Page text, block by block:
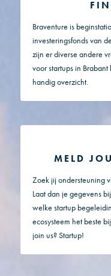
Braventure is
investeringsfonds van
zijn er diverse andere
voor startups in
handig overzicht.
MELD
Zoek jij ondersteuning
Laat dan je gegevens
welke startup
ecosysteem het beste
join us? Startup!